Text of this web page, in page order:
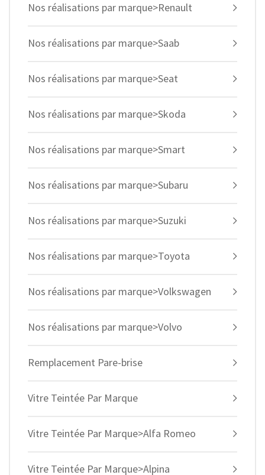
Nos réalisations par marque>Renault
Nos réalisations par marque>Saab
Nos réalisations par marque>Seat
Nos réalisations par marque>Skoda
Nos réalisations par marque>Smart
Nos réalisations par marque>Subaru
Nos réalisations par marque>Suzuki
Nos réalisations par marque>Toyota
Nos réalisations par marque>Volkswagen
Nos réalisations par marque>Volvo
Remplacement Pare-brise
Vitre Teintée Par Marque
Vitre Teintée Par Marque>Alfa Romeo
Vitre Teintée Par Marque>Alpina